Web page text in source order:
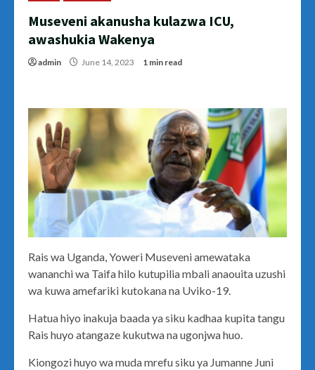
Museveni akanusha kulazwa ICU,
awashukia Wakenya
admin June 14, 2023 1 min read
Rais wa Uganda, Yoweri Museveni amewataka
wananchi wa Taifa hilo kutupilia mbali anaouita uzushi
wa kuwa amefariki kutokana na Uviko-19.
Hatua hiyo inakuja baada ya siku kadhaa kupita tangu
Rais huyo atangaze kukutwa na ugonjwa huo.
Kiongozi huyo wa muda mrefu siku ya Jumanne Juni